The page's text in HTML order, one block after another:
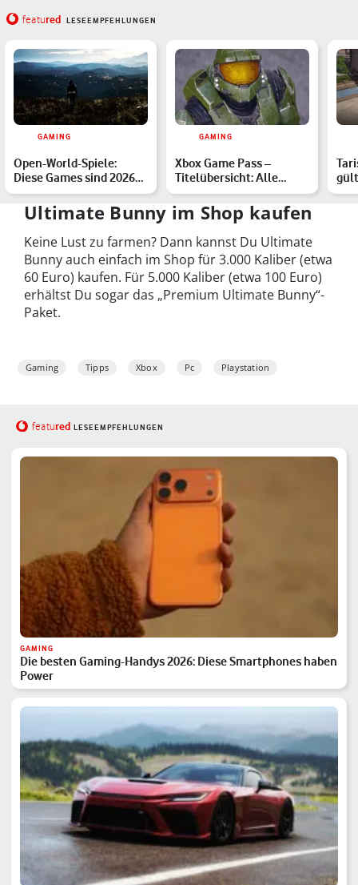
featured LESEEMPFEHLUNGEN
GAMING
Open-World-Spiele:
Diese Games sind 2026
besonders
empfehlenswert
GAMING
Xbox Game Pass –
Titelübersicht: Alle
verfügbaren Spiele im
März …
Ultimate Bunny im Shop kaufen
Keine Lust zu farmen? Dann kannst Du Ultimate
Bunny auch einfach im Shop für 3.000 Kaliber (etwa
60 Euro) kaufen. Für 5.000 Kaliber (etwa 100 Euro)
erhältst Du sogar das „Premium Ultimate Bunny“-
Paket.
Gaming Tipps Xbox Pc Playstation
featured LESEEMPFEHLUNGEN
GAMING
Die besten Gaming-Handys 2026: Diese Smartphones haben
Power